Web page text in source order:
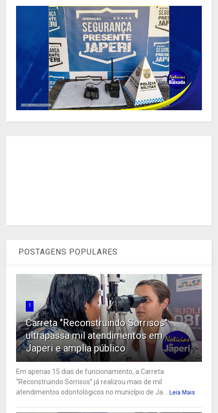
POSTAGENS POPULARES
1
Carreta "Reconstruindo Sorrisos"
ultrapassa mil atendimentos em
Japeri e amplia público
Em apenas 15 dias de funcionamento, a Carreta
“Reconstruindo Sorrisos” já realizou mais de mil
atendimentos odontológicos no município de Ja... Leia Mais